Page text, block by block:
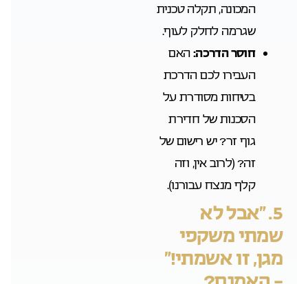
המכונה, תקלה טכנית
שגרמה לחלק לעוף.
חוסר הדרכה:האם
העבירו לכם הדרכת
בטיחות מסודרת על
הסכנות של חדירת
גוף זר? יש רישום של
זה? (לרוב אין, וזה
קלף מנצח עבורנו).
5. “אבל לא
שמתי משקפי
מגן, זו אשמתי!”